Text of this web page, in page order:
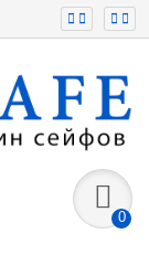
0